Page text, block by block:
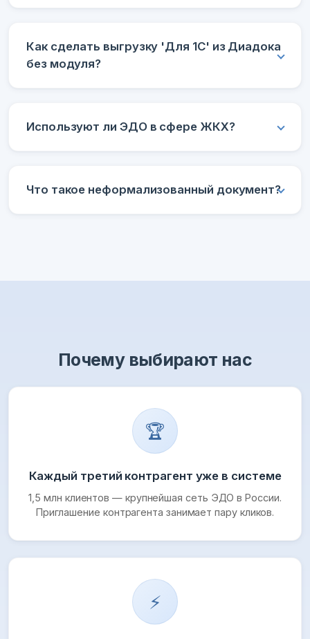
Как сделать выгрузку 'Для 1С' из Диадока
без модуля?
Используют ли ЭДО в сфере ЖКХ?
Что такое неформализованный документ?
Почему выбирают нас
🏆
Каждый третий контрагент уже в системе
1,5 млн клиентов — крупнейшая сеть ЭДО в России.
Приглашение контрагента занимает пару кликов.
⚡